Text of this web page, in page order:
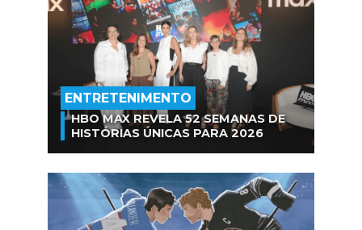
ENTRETENIMENTO
HBO MAX REVELA 52 SEMANAS DE
HISTÓRIAS ÚNICAS PARA 2026